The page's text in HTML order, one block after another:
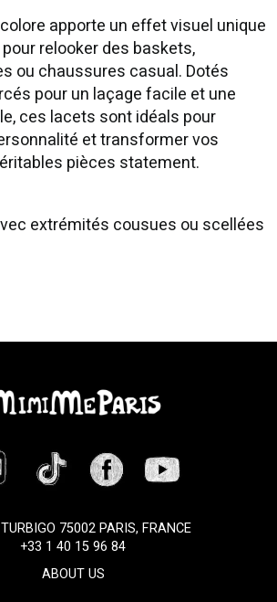
apporte un effet visuel unique
relooker des baskets,
ou chaussures casual. Dotés
pour un laçage facile et une
ces lacets sont idéals pour
et transformer vos
pièces statement.
extrémités cousues ou scellées
75002 PARIS, FRANCE
+33 1 40 15 96 84
ABOUT US